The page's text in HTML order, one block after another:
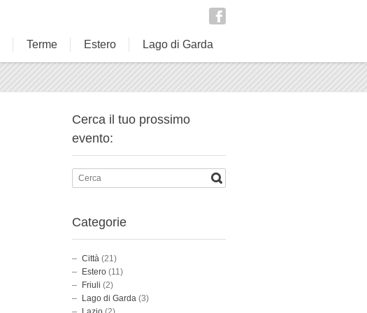
Terme Estero Lago di Garda
Cerca il tuo prossimo
evento:
Categorie
Città (21)
Estero (11)
Friuli (2)
Lago di Garda (3)